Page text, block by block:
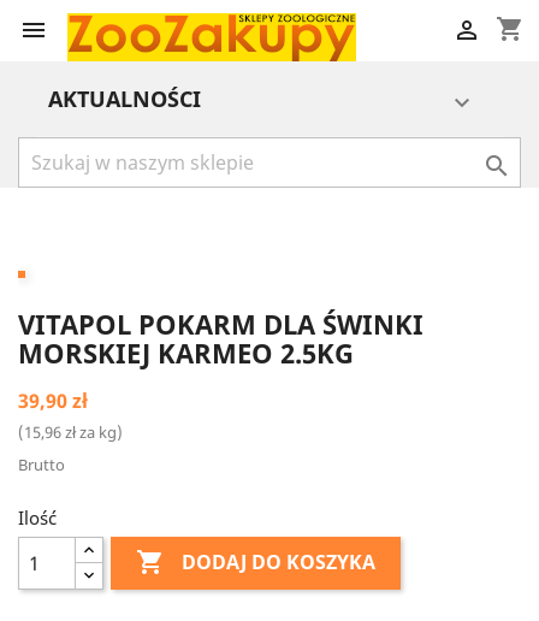
 shopping_cart

AKTUALNOŚCI 

VITAPOL POKARM DLA ŚWINKI
MORSKIEJ KARMEO 2.5KG
39,90 zł
(15,96 zł za kg)
Brutto
Ilość
 DODAJ DO KOSZYKA